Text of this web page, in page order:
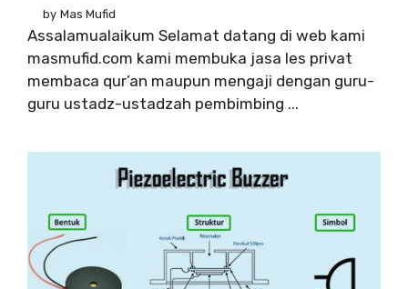
by Mas Mufid
Assalamualaikum Selamat datang di web kami
masmufid.com kami membuka jasa les privat
membaca qur’an maupun mengaji dengan guru-
guru ustadz-ustadzah pembimbing ...